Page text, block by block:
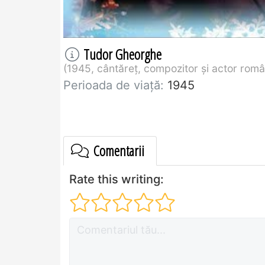
Tudor Gheorghe
1945, cântăreţ, compozitor şi actor
Perioada de viaţă: 1945
Comentarii
Rate this writing: